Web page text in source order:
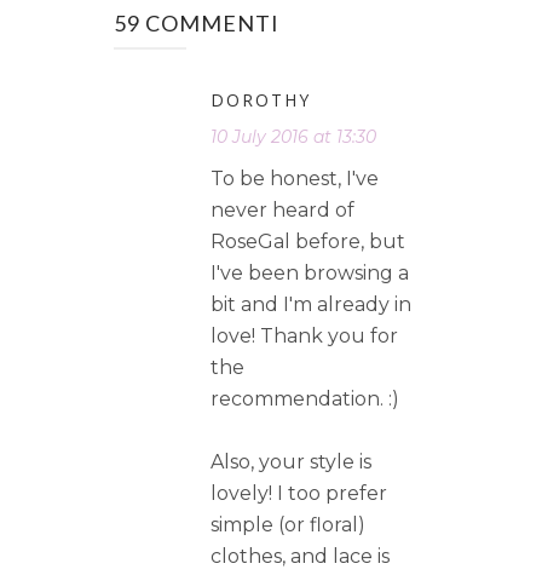
59 COMMENTI
DOROTHY
10 July 2016 at 13:30
To be honest, I've
never heard of
RoseGal before, but
I've been browsing a
bit and I'm already in
love! Thank you for
the
recommendation. :)
Also, your style is
lovely! I too prefer
simple (or floral)
clothes, and lace is